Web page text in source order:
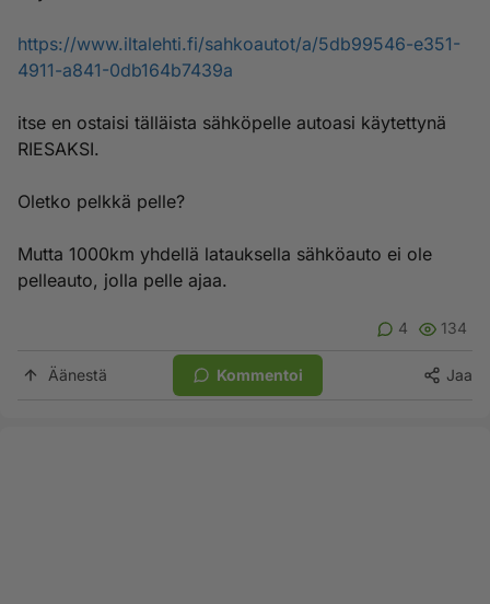
https://www.iltalehti.fi/sahkoautot/a/5db99546-e351-
4911-a841-0db164b7439a
itse en ostaisi tälläista sähköpelle autoasi käytettynä
RIESAKSI.
Oletko pelkkä pelle?
Mutta 1000km yhdellä latauksella sähköauto ei ole
pelleauto, jolla pelle ajaa.
4 134
Äänestä Kommentoi Jaa